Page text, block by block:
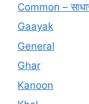
Common –
Gaayak
General
Ghar
Kanoon